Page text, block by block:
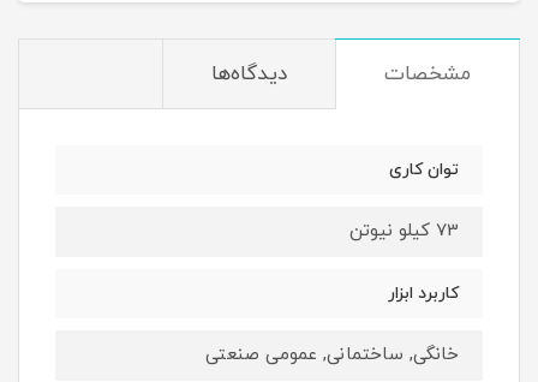
مشخصات دیدگاه‌ها
توان کاری
73 کیلو نیوتن
کاربرد ابزار
خانگی, ساختمانی, عمومی صنعتی